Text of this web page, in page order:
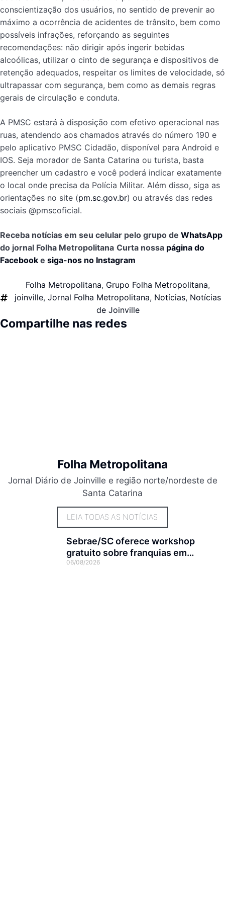
conscientização dos usuários, no sentido de prevenir ao
máximo a ocorrência de acidentes de trânsito, bem como
possíveis infrações, reforçando as seguintes
recomendações: não dirigir após ingerir bebidas
alcoólicas, utilizar o cinto de segurança e dispositivos de
retenção adequados, respeitar os limites de velocidade, só
ultrapassar com segurança, bem como as demais regras
gerais de circulação e conduta.
A PMSC estará à disposição com efetivo operacional nas
ruas, atendendo aos chamados através do número 190 e
pelo aplicativo PMSC Cidadão, disponível para Android e
IOS. Seja morador de Santa Catarina ou turista, basta
preencher um cadastro e você poderá indicar exatamente
o local onde precisa da Polícia Militar. Além disso, siga as
orientações no site (pm.sc.gov.br) ou através das redes
sociais @pmscoficial.
Receba notícias em seu celular pelo grupo de WhatsApp
do jornal Folha Metropolitana Curta nossa página do
Facebook e siga-nos no Instagram
Folha Metropolitana, Grupo Folha Metropolitana,
joinville, Jornal Folha Metropolitana, Notícias, Notícias
de Joinville
Compartilhe nas redes
Folha Metropolitana
Jornal Diário de Joinville e região norte/nordeste de
Santa Catarina
LEIA TODAS AS NOTÍCIAS
Sebrae/SC oferece workshop
gratuito sobre franquias em
Joinville
06/08/2026